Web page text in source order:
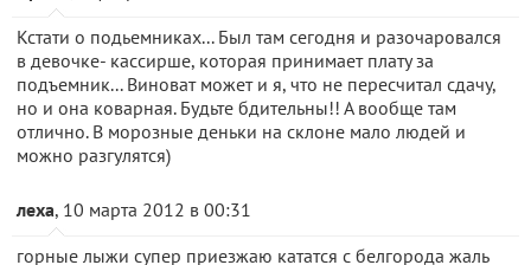
Кстати о подьемниках... Был там сегодня и разочаровался
в девочке- кассирше, которая принимает плату за
подъемник... Виноват может и я, что не пересчитал сдачу,
но и она коварная. Будьте бдительны!! А вообще там
отлично. В морозные деньки на склоне мало людей и
можно разгулятся)
леха, 10 марта 2012 в 00:31
горные лыжи супер приезжаю кататся с белгорода жаль